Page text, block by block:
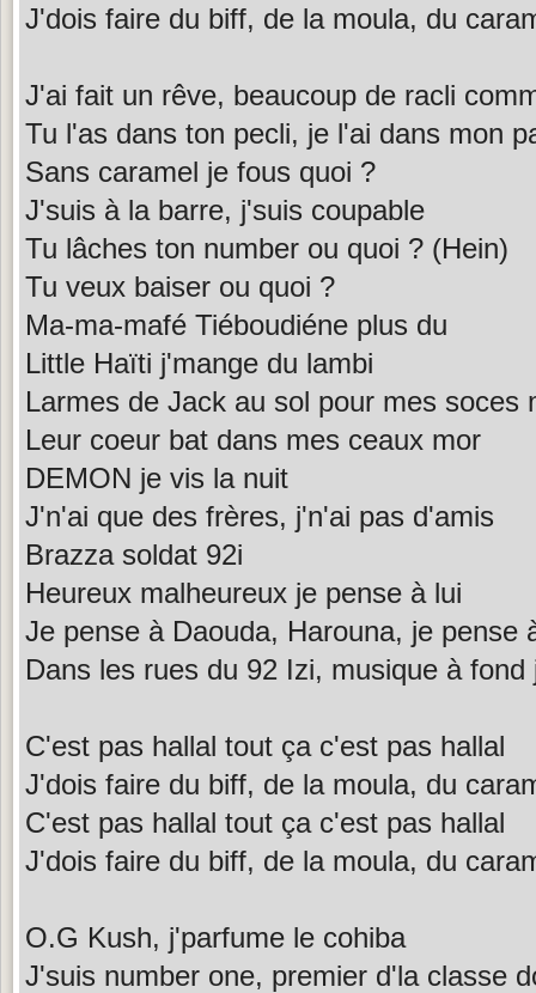
J'dois faire du biff, de la moula, du
J'ai fait un rêve, beaucoup de racli
Tu l'as dans ton pecli, je l'ai dans mon
Sans caramel je fous quoi ?
J'suis à la barre, j'suis coupable
Tu lâches ton number ou quoi ? (Hein)
Tu veux baiser ou quoi ?
Ma-ma-mafé Tiéboudiéne plus du
Little Haïti j'mange du lambi
Larmes de Jack au sol pour mes soces
Leur coeur bat dans mes ceaux mor
DEMON je vis la nuit
J'n'ai que des frères, j'n'ai pas d'amis
Brazza soldat 92i
Heureux malheureux je pense à lui
Je pense à Daouda, Harouna, je pense
Dans les rues du 92 Izi, musique à fond
C'est pas hallal tout ça c'est pas hallal
J'dois faire du biff, de la moula, du
C'est pas hallal tout ça c'est pas hallal
J'dois faire du biff, de la moula, du
O.G Kush, j'parfume le cohiba
J'suis number one, premier d'la classe